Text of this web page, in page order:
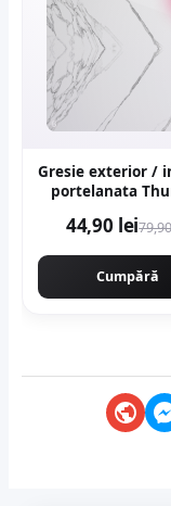
Gresie exterior /
portelanata
120 cm lucioasa
44,90 lei
Cumpără